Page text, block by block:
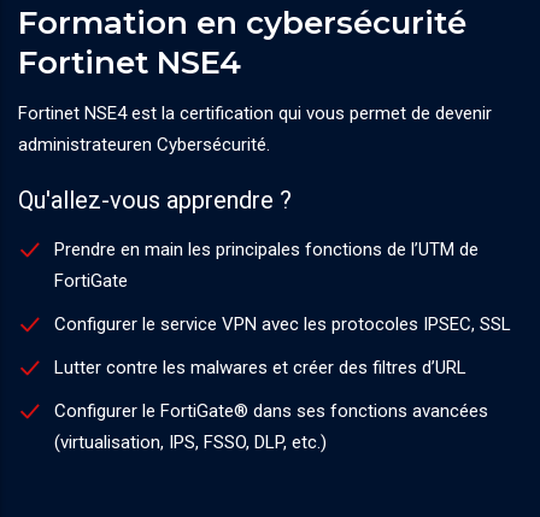
Formation en cybersécurité
Fortinet NSE4
Fortinet NSE4 est la certification qui vous permet de devenir
administrateuren Cybersécurité.
Qu'allez-vous apprendre ?
Prendre en main les principales fonctions de l’UTM de
FortiGate
Configurer le service VPN avec les protocoles IPSEC, SSL
Lutter contre les malwares et créer des filtres d’URL
Configurer le FortiGate® dans ses fonctions avancées
(virtualisation, IPS, FSSO, DLP, etc.)